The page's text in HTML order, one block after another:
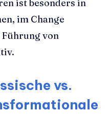
ist besonders in
im Change
Führung von
vs.